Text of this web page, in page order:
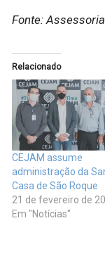
Fonte:
Relacionado
CEJAM assume
administração da
Casa de São Roque
21 de fevereiro de
Em "Notícias"